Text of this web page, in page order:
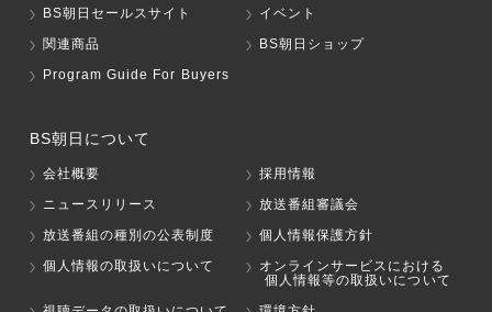
BS朝日セールスサイト
イベント
関連商品
BS朝日ショップ
Program Guide For Buyers
BS朝日について
会社概要
採用情報
ニュースリリース
放送番組審議会
放送番組の種別の公表制度
個人情報保護方針
個人情報の取扱いについて
オンラインサービスにおける
個人情報等の取扱いについて